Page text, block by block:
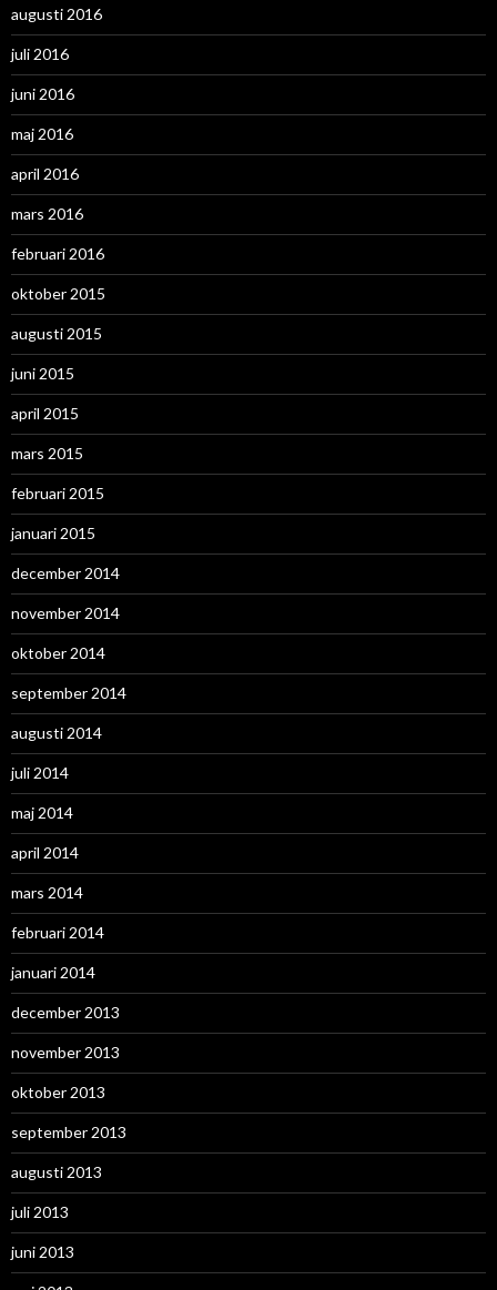
augusti 2016
juli 2016
juni 2016
maj 2016
april 2016
mars 2016
februari 2016
oktober 2015
augusti 2015
juni 2015
april 2015
mars 2015
februari 2015
januari 2015
december 2014
november 2014
oktober 2014
september 2014
augusti 2014
juli 2014
maj 2014
april 2014
mars 2014
februari 2014
januari 2014
december 2013
november 2013
oktober 2013
september 2013
augusti 2013
juli 2013
juni 2013